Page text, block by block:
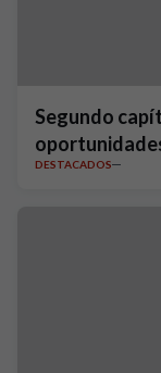
Segundo
DESTACADOS